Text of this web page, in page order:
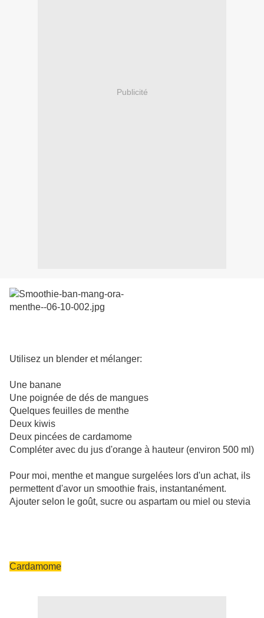
Publicité
Utilisez un blender et mélanger:
Une banane
Une poignée de dés de mangues
Quelques feuilles de menthe
Deux kiwis
Deux pincées de cardamome
Compléter avec du jus d'orange à hauteur (environ 500 ml)
Pour moi, menthe et mangue surgelées lors d'un achat, ils
permettent d'avor un smoothie frais, instantanément.
Ajouter selon le goût, sucre ou aspartam ou miel ou stevia
Cardamome